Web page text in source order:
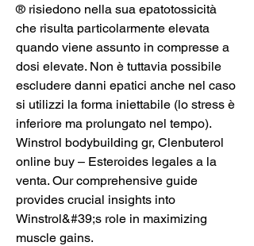
® risiedono nella sua epatotossicità
che risulta particolarmente elevata
quando viene assunto in compresse a
dosi elevate. Non è tuttavia possibile
escludere danni epatici anche nel caso
si utilizzi la forma iniettabile (lo stress è
inferiore ma prolungato nel tempo).
Winstrol bodybuilding gr, Clenbuterol
online buy – Esteroides legales a la
venta. Our comprehensive guide
provides crucial insights into
Winstrol&#39;s role in maximizing
muscle gains.